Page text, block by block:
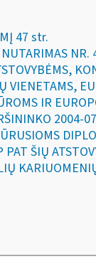
47 str.
NR.
VIENETAMS,
IR
2004-
PAT ŠIŲ